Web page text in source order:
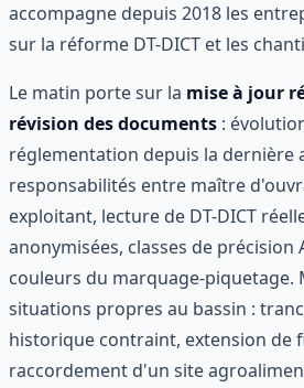
accompagne depuis 2018 les
sur la réforme DT-DICT et les
Le matin porte sur la mise à jour
révision des documents :
réglementation depuis la dernière
responsabilités entre maître
exploitant, lecture de DT-DICT
anonymisées, classes de précision
couleurs du marquage-piquetage.
situations propres au bassin :
historique contraint, extension de
raccordement d'un site